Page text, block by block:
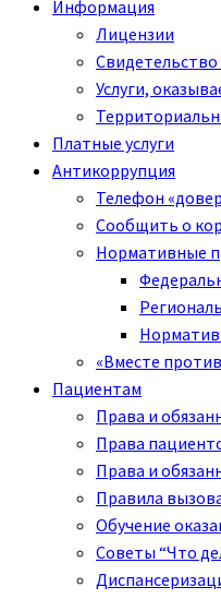
Информация
Лицензии
Услуги,
Платные услуги
Антикоррупция
Телефон
Сообщить о
Нормативные
«Вместе
Пациентам
Права и
Права
Права и
Правила
Обучение
Советы “Что